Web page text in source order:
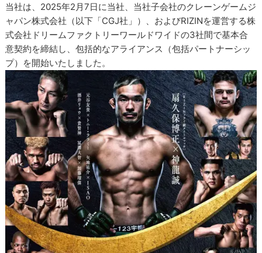
当社は、2025年2月7日に当社、当社子会社のクレーンゲームジ
ャパン株式会社（以下「CGJ社」）、およびRIZINを運営する株
式会社ドリームファクトリーワールドワイドの3社間で基本合
意契約を締結し、包括的なアライアンス（包括パートナーシッ
プ）を開始いたしました。